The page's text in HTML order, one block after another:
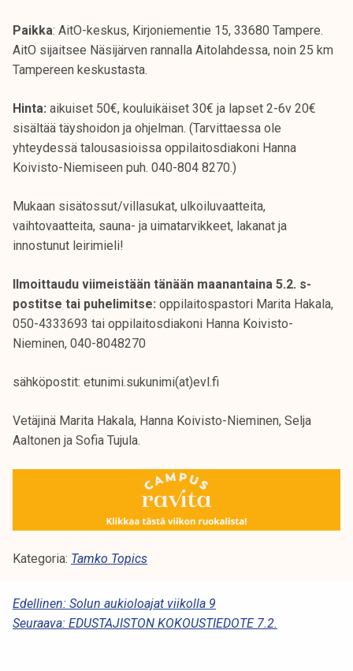
Paikka: AitO-keskus, Kirjoniementie 15, 33680 Tampere.
AitO sijaitsee Näsijärven rannalla Aitolahdessa, noin 25 km
Tampereen keskustasta.
Hinta: aikuiset 50€, kouluikäiset 30€ ja lapset 2-6v 20€
sisältää täyshoidon ja ohjelman. (Tarvittaessa ole
yhteydessä talousasioissa oppilaitosdiakoni Hanna
Koivisto-Niemiseen puh. 040-804 8270.)
Mukaan sisätossut/villasukat, ulkoiluvaatteita,
vaihtovaatteita, sauna- ja uimatarvikkeet, lakanat ja
innostunut leirimieli!
Ilmoittaudu viimeistään tänään maanantaina 5.2. s-
postitse tai puhelimitse: oppilaitospastori Marita Hakala,
050-4333693 tai oppilaitosdiakoni Hanna Koivisto-
Nieminen, 040-8048270
sähköpostit: etunimi.sukunimi(at)evl.fi
Vetäjinä Marita Hakala, Hanna Koivisto-Nieminen, Selja
Aaltonen ja Sofia Tujula.
Kategoria: Tamko Topics
A
R
Edellinen: Solun aukioloajat viikolla 9
Seuraava: EDUSTAJISTON KOKOUSTIEDOTE 7.2.